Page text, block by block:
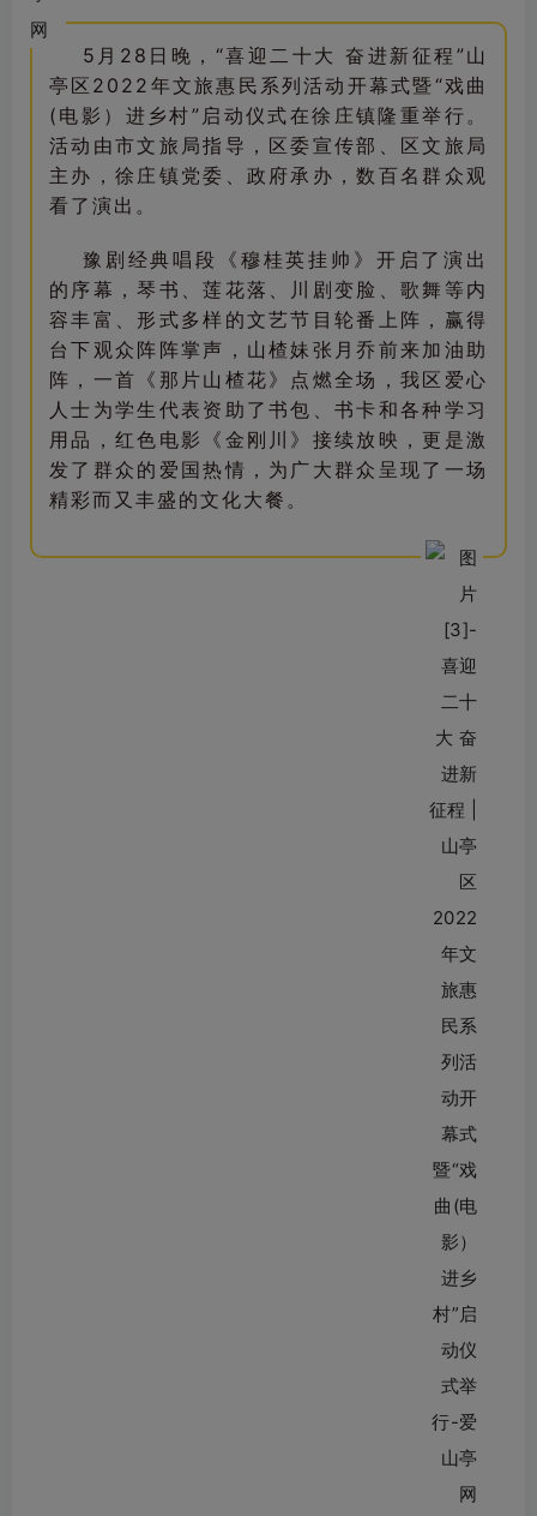
5月28日晚，“喜迎二十大 奋进新征程”山
亭区2022年文旅惠民系列活动开幕式暨“戏曲
(电影）进乡村”启动仪式在徐庄镇隆重举行。
活动由市文旅局指导，区委宣传部、区文旅局
主办，徐庄镇党委、政府承办，数百名群众观
看了演出。
豫剧经典唱段《穆桂英挂帅》开启了演出
的序幕，琴书、莲花落、川剧变脸、歌舞等内
容丰富、形式多样的文艺节目轮番上阵，赢得
台下观众阵阵掌声，山楂妹张月乔前来加油助
阵，一首《那片山楂花》点燃全场，我区爱心
人士为学生代表资助了书包、书卡和各种学习
用品，红色电影《金刚川》接续放映，更是激
发了群众的爱国热情，为广大群众呈现了一场
精彩而又丰盛的文化大餐。